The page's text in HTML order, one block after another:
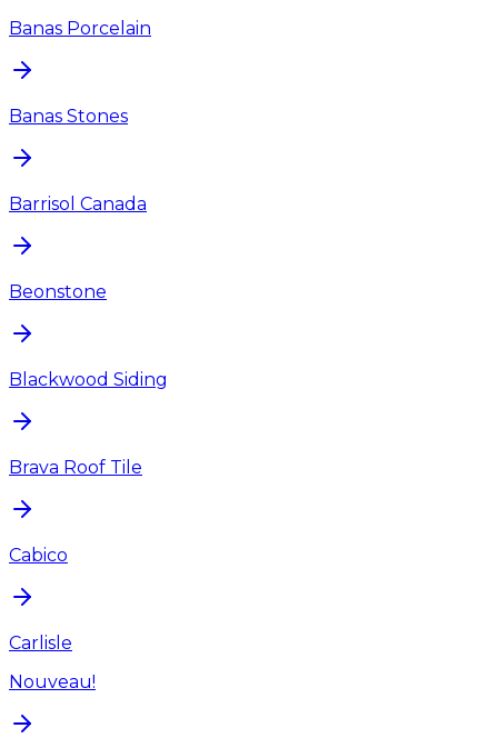
Banas Porcelain
Banas Stones
Barrisol Canada
Beonstone
Blackwood Siding
Brava Roof Tile
Cabico
Carlisle
Nouveau!